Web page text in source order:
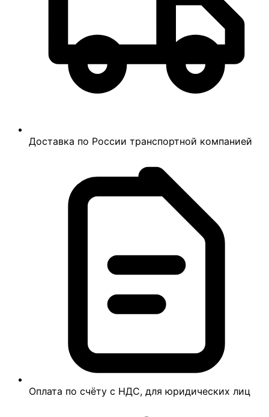
Доставка по России транспортной компанией
Оплата по счёту с НДС, для юридических лиц